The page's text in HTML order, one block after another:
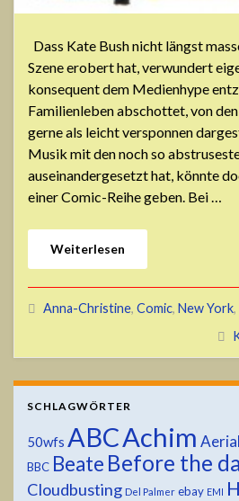
Dass Kate Bush nicht längst
Szene erobert hat, verwundert
konsequent dem Medienhype
Familienleben abschottet, von
gerne als leicht versponnen
Musik mit den noch so
auseinandergesetzt hat, könnte
einer Comic-Reihe geben. Bei …
Weiterlesen
Anna-Christine, Comic, New York,
SCHLAGWÖRTER
50wfs ABCAchim Aerial
BBC Beate Before the
Cloudbusting Del Palmer ebay EMI